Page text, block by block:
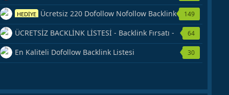
Backlink Kaynağı Veriyorum.
HEDİYE Ücretsiz 220 Dofollow Nofollow Backlink
Veriyorum
149
ÜCRETSİZ BACKLİNK LİSTESİ - Backlink Fırsatı -
Hemen Yetiş!
64
En Kaliteli Dofollow Backlink Listesi 30